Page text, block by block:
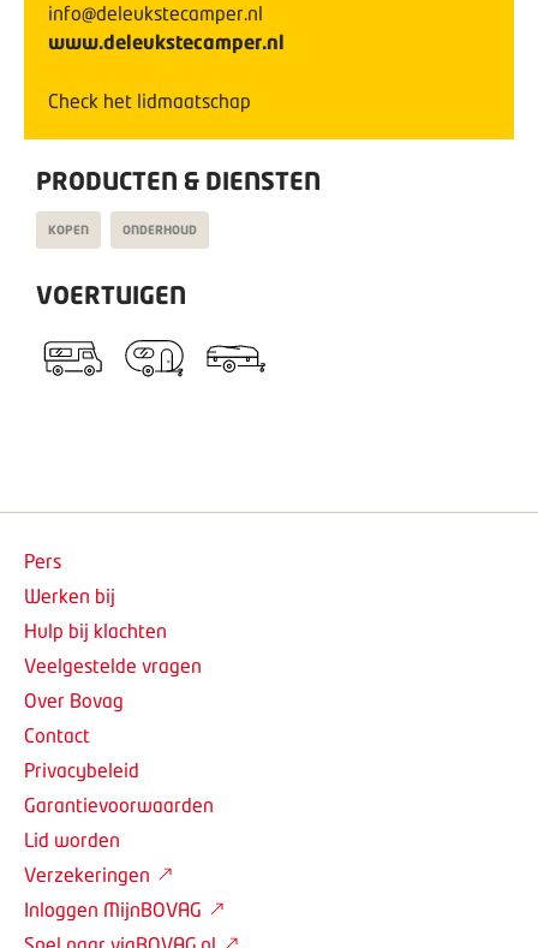
info@deleukstecamper.nl
www.deleukstecamper.nl
Check het lidmaatschap
PRODUCTEN & DIENSTEN
KOPEN ONDERHOUD
VOERTUIGEN
Pers
Werken bij
Hulp bij klachten
Veelgestelde vragen
Over Bovag
Contact
Privacybeleid
Garantievoorwaarden
Lid worden
Verzekeringen
Inloggen MijnBOVAG